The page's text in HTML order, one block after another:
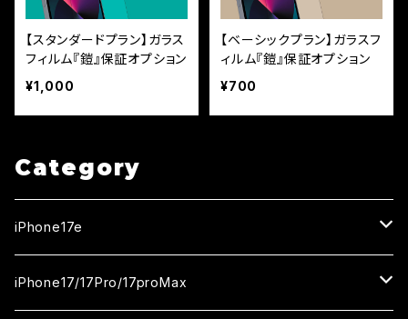
【スタンダードプラン】ガラス
フィルム『鎧』保証オプション
¥1,000
【ベーシックプラン】ガラスフ
ィルム『鎧』保証オプション
¥700
Category
iPhone17e
ガラスフィルム
iPhone17/17Pro/17proMax